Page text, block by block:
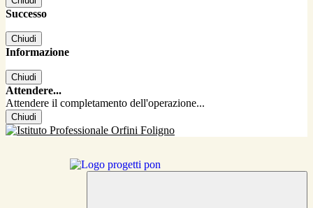
Successo
Chiudi
Informazione
Chiudi
Attendere...
Attendere il completamento dell'operazione...
Chiudi